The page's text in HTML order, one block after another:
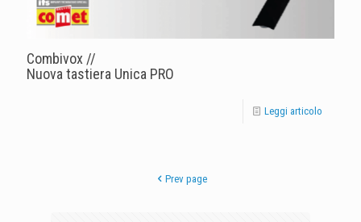
Combivox //
Nuova tastiera Unica PRO
Leggi articolo
Prev page